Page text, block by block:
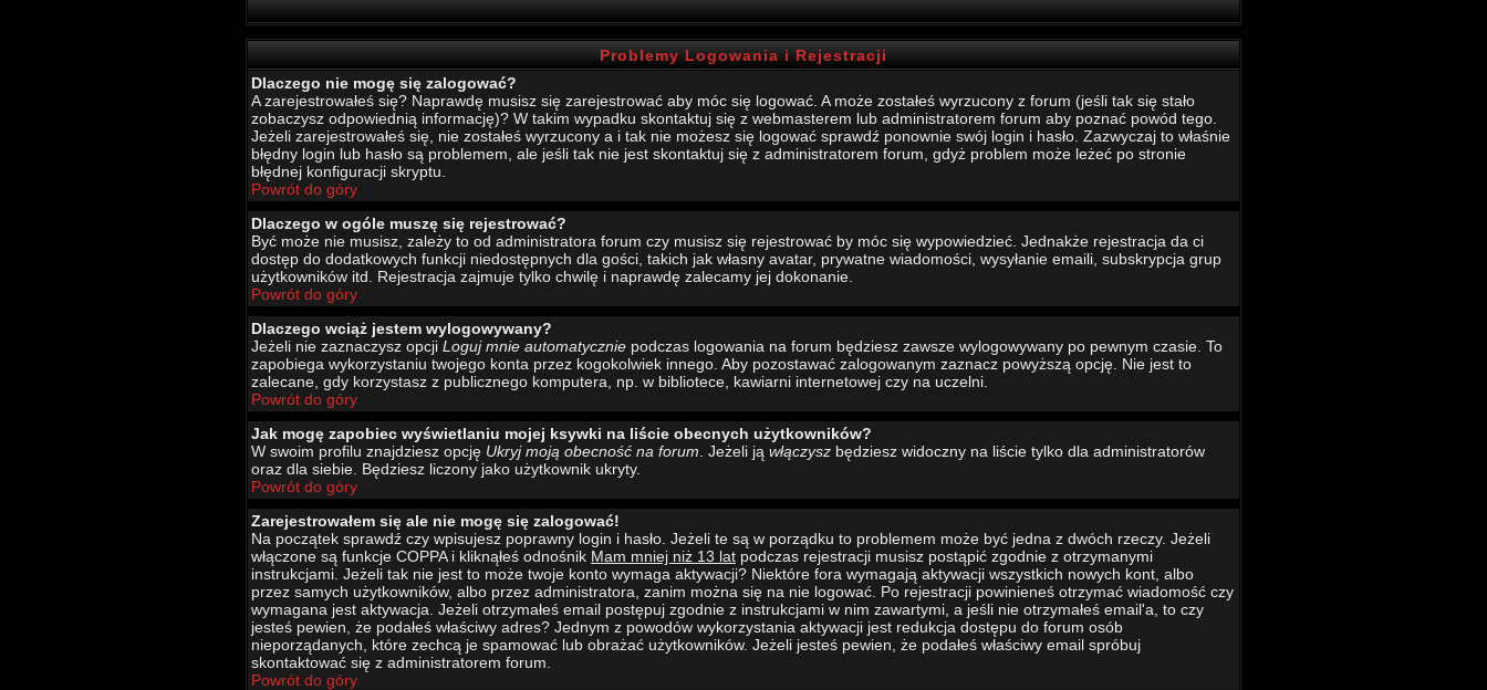
Problemy Logowania i Rejestracji
Dlaczego nie mogę się zalogować?
A zarejestrowałeś się? Naprawdę musisz się zarejestrować aby móc się logować. A może zostałeś wyrzucony z forum (jeśli tak się stało
zobaczysz odpowiednią informację)? W takim wypadku skontaktuj się z webmasterem lub administratorem forum aby poznać powód tego.
Jeżeli zarejestrowałeś się, nie zostałeś wyrzucony a i tak nie możesz się logować sprawdź ponownie swój login i hasło. Zazwyczaj to właśnie
błędny login lub hasło są problemem, ale jeśli tak nie jest skontaktuj się z administratorem forum, gdyż problem może leżeć po stronie
błędnej konfiguracji skryptu.
Powrót do góry
Dlaczego w ogóle muszę się rejestrować?
Być może nie musisz, zależy to od administratora forum czy musisz się rejestrować by móc się wypowiedzieć. Jednakże rejestracja da ci
dostęp do dodatkowych funkcji niedostępnych dla gości, takich jak własny avatar, prywatne wiadomości, wysyłanie emaili, subskrypcja grup
użytkowników itd. Rejestracja zajmuje tylko chwilę i naprawdę zalecamy jej dokonanie.
Powrót do góry
Dlaczego wciąż jestem wylogowywany?
Jeżeli nie zaznaczysz opcji Loguj mnie automatycznie podczas logowania na forum będziesz zawsze wylogowywany po pewnym czasie. To
zapobiega wykorzystaniu twojego konta przez kogokolwiek innego. Aby pozostawać zalogowanym zaznacz powyższą opcję. Nie jest to
zalecane, gdy korzystasz z publicznego komputera, np. w bibliotece, kawiarni internetowej czy na uczelni.
Powrót do góry
Jak mogę zapobiec wyświetlaniu mojej ksywki na liście obecnych użytkowników?
W swoim profilu znajdziesz opcję Ukryj moją obecność na forum . Jeżeli ją włączysz będziesz widoczny na liście tylko dla administratorów
oraz dla siebie. Będziesz liczony jako użytkownik ukryty.
Powrót do góry
Zarejestrowałem się ale nie mogę się zalogować!
Na początek sprawdź czy wpisujesz poprawny login i hasło. Jeżeli te są w porządku to problemem może być jedna z dwóch rzeczy. Jeżeli
włączone są funkcje COPPA i kliknąłeś odnośnik Mam mniej niż 13 lat podczas rejestracji musisz postąpić zgodnie z otrzymanymi
instrukcjami. Jeżeli tak nie jest to może twoje konto wymaga aktywacji? Niektóre fora wymagają aktywacji wszystkich nowych kont, albo
przez samych użytkowników, albo przez administratora, zanim można się na nie logować. Po rejestracji powinieneś otrzymać wiadomość czy
wymagana jest aktywacja. Jeżeli otrzymałeś email postępuj zgodnie z instrukcjami w nim zawartymi, a jeśli nie otrzymałeś email'a, to czy
jesteś pewien, że podałeś właściwy adres? Jednym z powodów wykorzystania aktywacji jest redukcja dostępu do forum osób
nieporządanych, które zechcą je spamować lub obrażać użytkowników. Jeżeli jesteś pewien, że podałeś właściwy email spróbuj
skontaktować się z administratorem forum.
Powrót do góry